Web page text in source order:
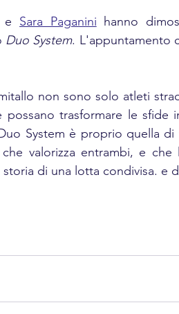
e Sara Paganini hanno
Duo System. L'appuntamento
non sono solo atleti
possano trasformare le sfide
System è proprio quella
valorizza entrambi, e
di una lotta condivisa. e